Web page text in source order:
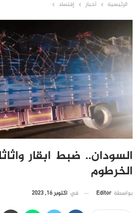
الرئيسية أخبار إقتصاد
السودان.. ضبط ابقار
الخرطوم
بواسطة Editor في أكتوبر 16, 2023